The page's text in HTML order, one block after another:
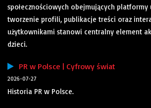
społecznościowych obejmujących
tworzenie profili, publikacje treści oraz
użytkownikami stanowi centralny element
dzieci.
PR w Polsce | Cyfrowy świat
2026-07-27
Historia PR w Polsce.